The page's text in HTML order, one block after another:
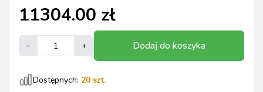
11304.00 zł
– + Dodaj do koszyka
Dostępnych: 20 szt.